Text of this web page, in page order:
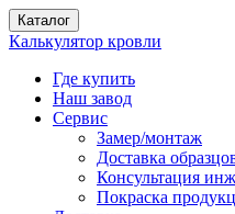
Каталог
Калькулятор кровли
Где купить
Наш завод
Сервис
Замер/монтаж
Доставка
Консультация
Покраска